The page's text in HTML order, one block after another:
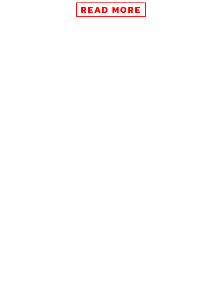
ปลอดภัยของผู้เข้าชมREAD MORE